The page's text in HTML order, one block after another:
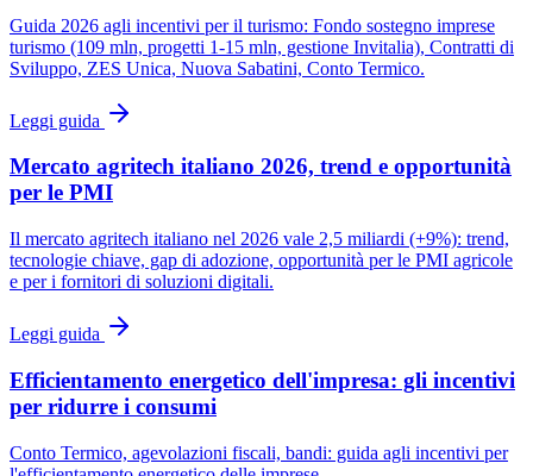
Guida 2026 agli incentivi per il turismo: Fondo sostegno imprese
turismo (109 mln, progetti 1-15 mln, gestione Invitalia), Contratti di
Sviluppo, ZES Unica, Nuova Sabatini, Conto Termico.
Leggi guida
Mercato agritech italiano 2026, trend e opportunità
per le PMI
Il mercato agritech italiano nel 2026 vale 2,5 miliardi (+9%): trend,
tecnologie chiave, gap di adozione, opportunità per le PMI agricole
e per i fornitori di soluzioni digitali.
Leggi guida
Efficientamento energetico dell'impresa: gli incentivi
per ridurre i consumi
Conto Termico, agevolazioni fiscali, bandi: guida agli incentivi per